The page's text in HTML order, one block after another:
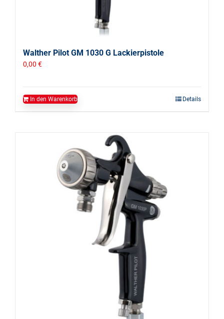
Walther Pilot GM 1030 G Lackierpistole
0,00 €
In den Warenkorb Details